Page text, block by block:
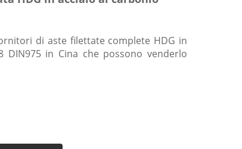
di aste filettate complete HDG in
in Cina che possono venderlo